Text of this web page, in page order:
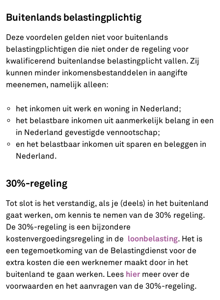
Buitenlands belastingplichtig
Deze voordelen gelden niet voor buitenlands
belastingplichtigen die niet onder de regeling voor
kwalificerend buitenlandse belastingplicht vallen. Zij
kunnen minder inkomensbestanddelen in aangifte
meenemen, namelijk alleen:
het inkomen uit werk en woning in Nederland;
het belastbare inkomen uit aanmerkelijk belang in een
in Nederland gevestigde vennootschap;
en het belastbaar inkomen uit sparen en beleggen in
Nederland.
30%-regeling
Tot slot is het verstandig, als je (deels) in het buitenland
gaat werken, om kennis te nemen van de 30% regeling.
De 30%-regeling is een bijzondere
kostenvergoedingsregeling in de loonbelasting. Het is
een tegemoetkoming van de Belastingdienst voor de
extra kosten die een werknemer maakt door in het
buitenland te gaan werken. Lees hier meer over de
voorwaarden en het aanvragen van de 30%-regeling.